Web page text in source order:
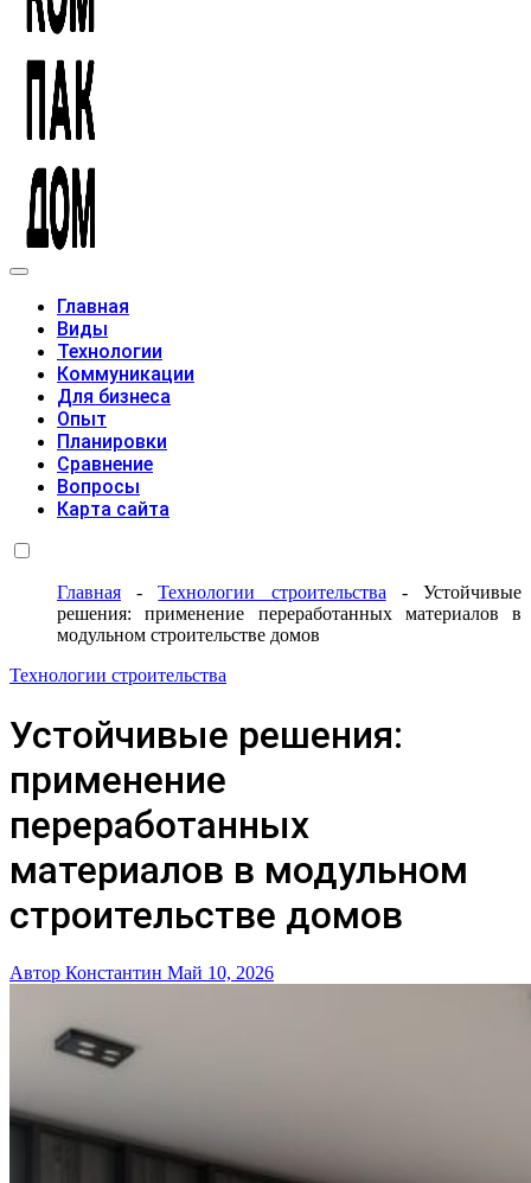
Главная
Виды
Технологии
Коммуникации
Для бизнеса
Опыт
Планировки
Сравнение
Вопросы
Карта сайта
Главная -Технологии строительства -Устойчивые
решения: применение переработанных материалов в
модульном строительстве домов
Технологии строительства
Устойчивые решения:
применение
переработанных
материалов в модульном
строительстве домов
Автор Константин Май 10, 2026